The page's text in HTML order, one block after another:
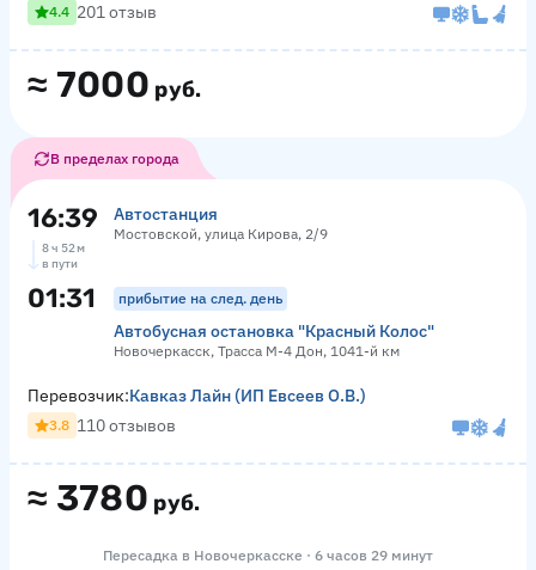
≈ 7000 руб.
4.4 201 отзыв
В пределах города
16:39 Автостанция
Мостовской, улица Кирова, 2/9
8 ч 52 м
в пути
01:31 прибытие на след. день
Автобусная остановка "Красный Колос"
Новочеркасск, Трасса М-4 Дон, 1041-й км
≈ 3780 руб.
Перевозчик:Кавказ Лайн (ИП Евсеев О.В.)
3.8 110 отзывов
Пересадка в Новочеркасске · 6 часов 29 минут